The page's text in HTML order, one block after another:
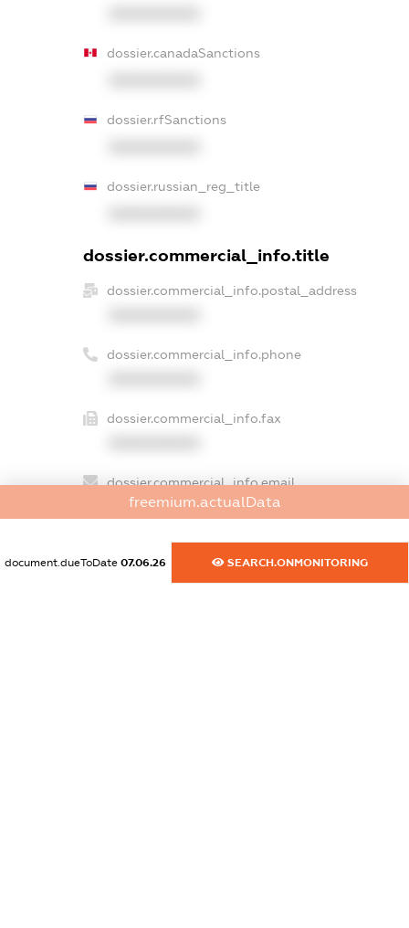
dossier.canadaSanctions
dossier.rfSanctions
dossier.russian_reg_title
dossier.commercial_info.title
dossier.commercial_info.postal_address
dossier.commercial_info.phone
dossier.commercial_info.fax
dossier.commercial_info.email
XXXXXXXXXX
dossier.commercial_info.website
XXXXXXXXXX
freemium.actualData
document.dueToDate 07.06.26 SEARCH.ONMONITORING